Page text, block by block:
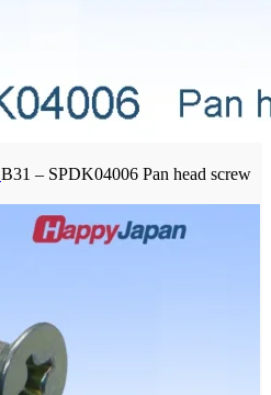
B31 – SPDK04006 Pan head screw